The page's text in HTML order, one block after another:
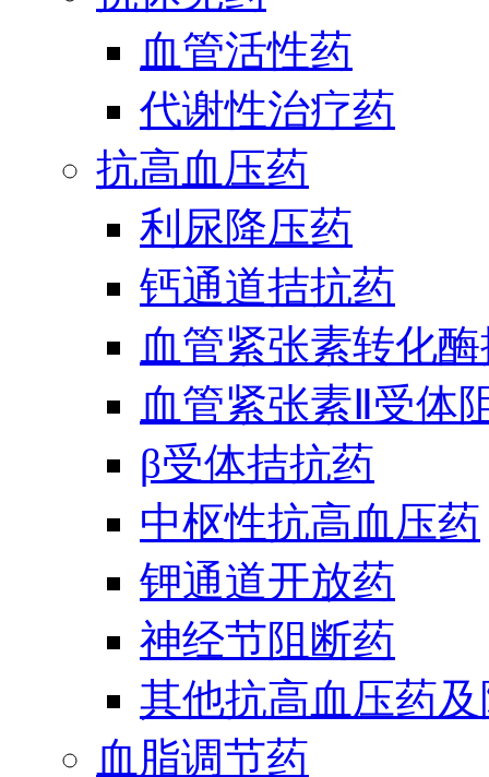
血管活性药
代谢性治疗药
抗高血压药
利尿降压药
钙通道拮抗药
血管紧张素转化
血管紧张素Ⅱ受体
β受体拮抗药
中枢性抗高血压药
钾通道开放药
神经节阻断药
其他抗高血压药
血脂调节药